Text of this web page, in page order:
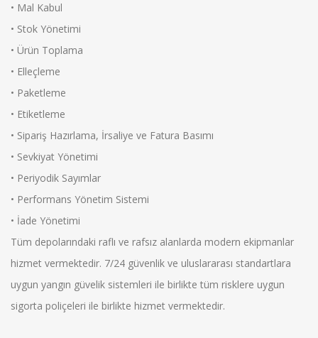
• Mal Kabul
• Stok Yönetimi
• Ürün Toplama
• Elleçleme
• Paketleme
• Etiketleme
• Sipariş Hazırlama, İrsaliye ve Fatura Basımı
• Sevkiyat Yönetimi
• Periyodik Sayımlar
• Performans Yönetim Sistemi
• İade Yönetimi
Tüm depolarındaki raflı ve rafsız alanlarda modern ekipmanlar
hizmet vermektedir. 7/24 güvenlik ve uluslararası standartlara
uygun yangın güvelik sistemleri ile birlikte tüm risklere uygun
sigorta poliçeleri ile birlikte hizmet vermektedir.